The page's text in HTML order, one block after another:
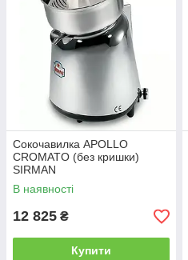
Сокочавилка APOLLO
CROMATO (без кришки)
SIRMAN
В наявності
12 825 ₴
Купити